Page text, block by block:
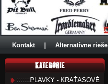
Kontakt Alternatívne
:::::::PLAVKY - KRAŤASOVÉ